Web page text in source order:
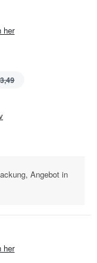
her
Angebot in
her